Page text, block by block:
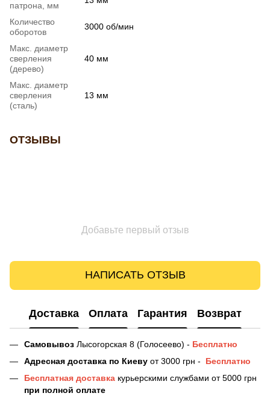
патрона, мм
Количество
оборотов
3000 об/мин
Макс. диаметр
сверления
(дерево)
40 мм
Макс. диаметр
сверления
(сталь)
13 мм
ОТЗЫВЫ
Добавьте первый отзыв
НАПИСАТЬ ОТЗЫВ
Доставка Оплата Гарантия Возврат
Самовывоз Лысогорская 8 (Голосеево) - Бесплатно
Адресная доставка по Киеву от 3000 грн -
Бесплатно
Бесплатная доставка курьерскими службами от 5000 грн
при полной оплате